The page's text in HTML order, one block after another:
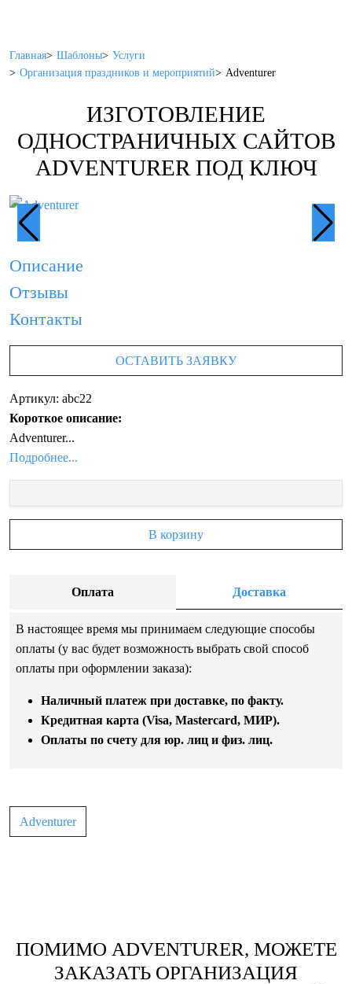
Главная Шаблоны
Услуги
Организация праздников и мероприятий
Adventurer
ИЗГОТОВЛЕНИЕ
ОДНОСТРАНИЧНЫХ САЙТОВ
ADVENTURER ПОД КЛЮЧ
Описание
Отзывы
Контакты
ОСТАВИТЬ ЗАЯВКУ
Артикул: abc22
Короткое описание:
Adventurer...
Подробнее...
В корзину
Оплата Доставка
В настоящее время мы принимаем следующие способы
оплаты (у вас будет возможность выбрать свой способ
оплаты при оформлении заказа):
Наличный платеж при доставке, по факту.
Кредитная карта (Visa, Mastercard, МИР).
Оплаты по счету для юр. лиц и физ. лиц.
Adventurer
ПОМИМО ADVENTURER, МОЖЕТЕ
ЗАКАЗАТЬ ОРГАНИЗАЦИЯ